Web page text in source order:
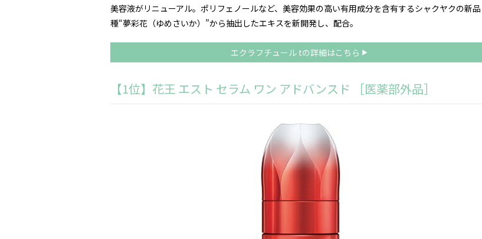
美容液がリニューアル。ポリフェノールなど、美容効果の高い有用成分を含有するシャクヤクの新品
種“夢彩花（ゆめさいか）”から抽出したエキスを新開発し、配合。
エクラフチュール tの詳細はこちら
【1位】花王 エスト セラム ワン アドバンスド ［医薬部外品］